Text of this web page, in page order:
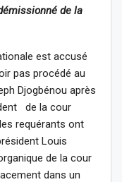
de la
est accusé
pas procédé au
Djogbénou après
de la cour
requérants ont
Louis
de la cour
dans un